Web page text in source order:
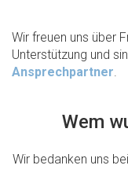
Wir freuen uns über
Unterstützung und
Ansprechpartner
Wem
Wir bedanken uns